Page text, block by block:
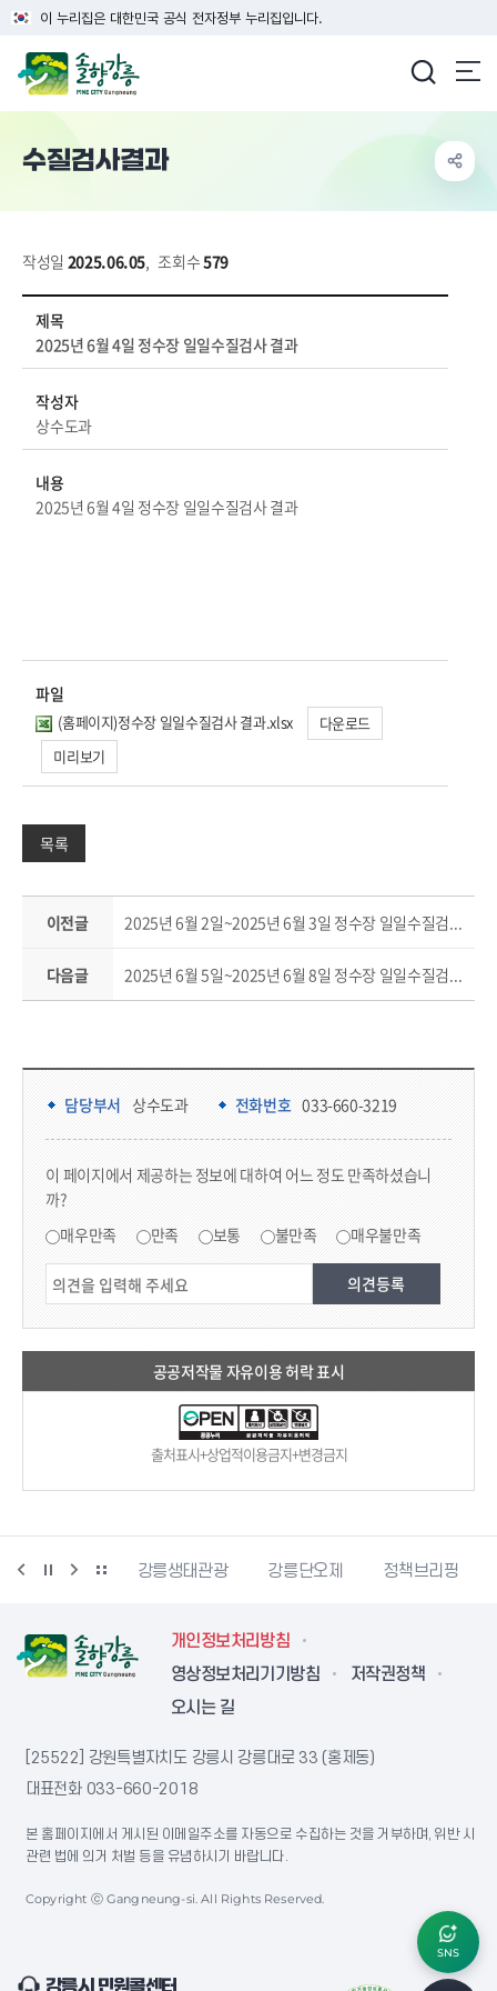
이 누리집은 대한민국 공식 전자정부 누리집입니다.
수질검사결과
작성일 2025.06.05, 조회수579
제목
2025년 6월 4일 정수장 일일수질검사 결과
작성자
상수도과
내용
2025년 6월 4일 정수장 일일수질검사 결과
파일
(홈페이지)정수장 일일수질검사 결과.xlsx
다운로드
미리보기
목록
이전글 2025년 6월 2일~2025년 6월 3일 정수장 일일수질검사 결과
다음글 2025년 6월 5일~2025년 6월 8일 정수장 일일수질검사 결과
담당부서 정보 & 컨텐츠 만족도 조사 & 공공저작물 자유이용 허락 표시
담당부서 상수도과 전화번호 033-660-3219
이 페이지에서 제공하는 정보에 대하여 어느 정도 만족하셨습니
까?
매우만족 만족 보통 불만족 매우불만족
공공저작물 자유이용 허락 표시
출처표시+상업적이용금지+변경금지
동물사랑센터 강릉생태관광 강릉단오제 정책브리핑
개인정보처리방침
영상정보처리기기방침
저작권정책
오시는 길
[25522] 강원특별자치도 강릉시 강릉대로 33 (홍제동)
대표전화 033-660-2018
본 홈페이지에서 게시된 이메일주소를 자동으로 수집하는 것을 거부하며, 위반 시
관련 법에 의거 처벌 등을 유념하시기 바랍니다.
Copyright ⓒ Gangneung-si. All Rights Reserved.
SNS